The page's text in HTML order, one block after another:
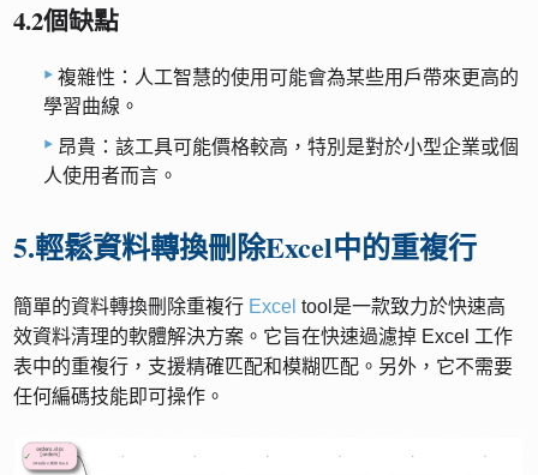
4.2個缺點
複雜性：人工智慧的使用可能會為某些用戶帶來更高的
學習曲線。
昂貴：該工具可能價格較高，特別是對於小型企業或個
人使用者而言。
5.輕鬆資料轉換刪除Excel中的重複行
簡單的資料轉換刪除重複行 Excel tool是一款致力於快速高
效資料清理的軟體解決方案。它旨在快速過濾掉 Excel 工作
表中的重複行，支援精確匹配和模糊匹配。另外，它不需要
任何編碼技能即可操作。